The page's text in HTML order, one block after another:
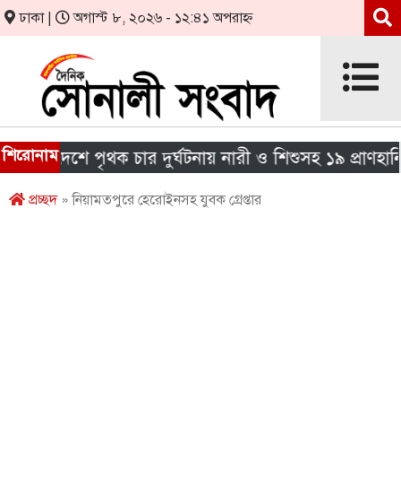
ঢাকা | অগাস্ট ৮, ২০২৬ - ১২:৪১ অপরাহ্ন
শিরোনাম
দেশে পৃথক চার দুর্ঘটনায় নারী ও শিশুসহ ১৯ প্রাণহানি
প্রচ্ছদ» নিয়ামতপুরে হেরোইনসহ যুবক গ্রেপ্তার